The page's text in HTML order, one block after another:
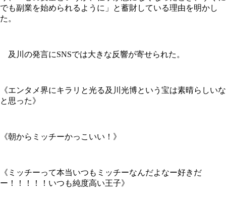
でも副業を始められるように」と蓄財している理由を明かし
た。
及川の発言にSNSでは大きな反響が寄せられた。
《エンタメ界にキラリと光る及川光博という宝は素晴らしいな
と思った》
《朝からミッチーかっこいい！》
《ミッチーって本当いつもミッチーなんだよなー好きだ
ー！！！！！いつも純度高い王子》